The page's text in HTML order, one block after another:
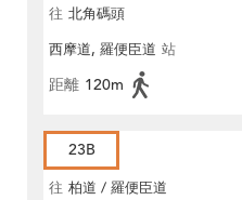
往 北角碼頭
西摩道, 羅便臣道 站
距離 120m
23B
往 柏道 / 羅便臣道